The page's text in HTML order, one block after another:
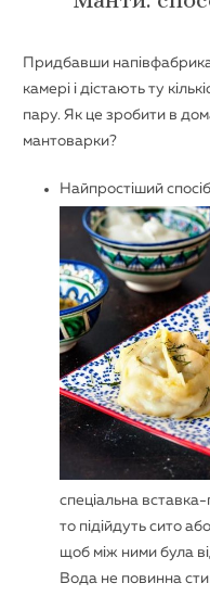
Придбавши
камері і дістають ту
пару. Як це зробити в
мантоварки?
Найпростіший
спеціальна
то підійдуть сито
щоб між ними була
Вода не повинна